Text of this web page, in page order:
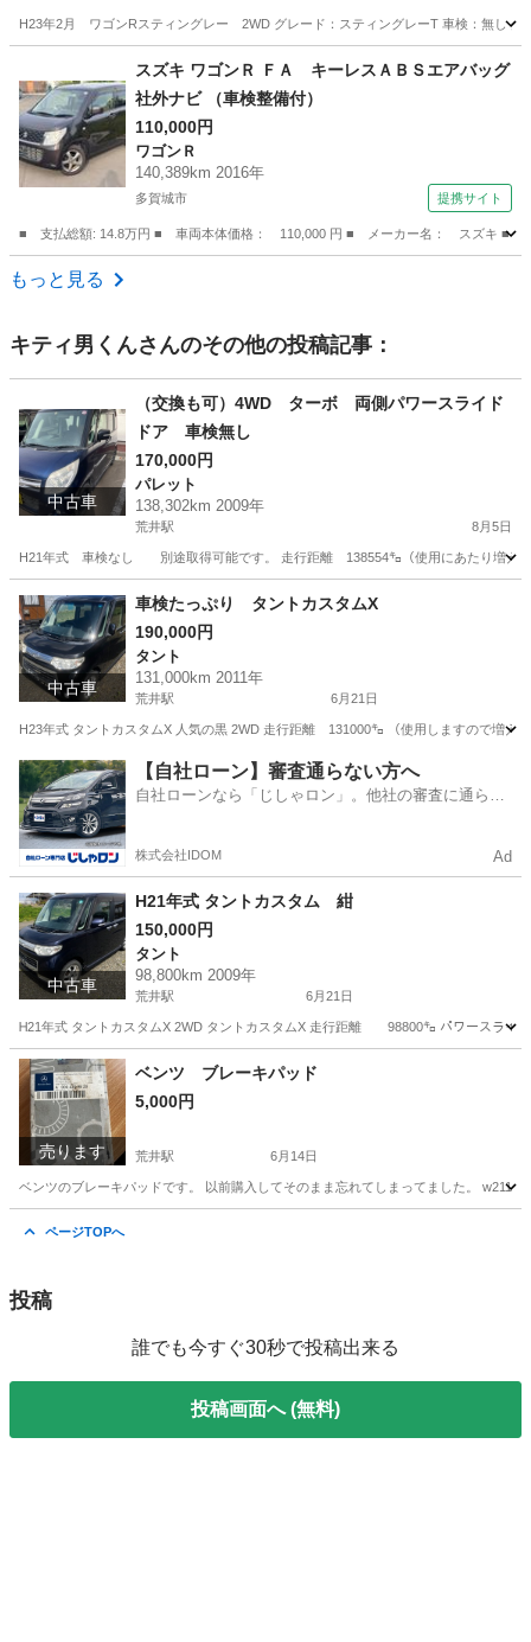
H23年2月 ワゴンRスティングレー 2WD グレード：スティングレーT 車検：無し
ワゴンＲ ワゴンR
スズキ ワゴンＲ ＦＡ キーレスＡＢＳエアバッグ
社外ナビ （車検整備付）
110,000円
ワゴンＲ
140,389km 2016年
多賀城市 提携サイト
■ 支払総額: 14.8万円 ■ 車両本体価格： 110,000 円 ■ メーカー名： スズキ ■
宮城 多賀城市
もっと見る
キティ男くんさんのその他の投稿記事：
中古車
（交換も可）4WD ターボ 両側パワースライド
ドア 車検無し
170,000円
パレット
138,302km 2009年
荒井駅 8月5日
H21年式 車検なし 別途取得可能です。 走行距離 138554㌔（使用にあたり増えま
宮城 仙台市 荒井駅 パレット ターボ
中古車
車検たっぷり タントカスタムX
190,000円
タント
131,000km 2011年
荒井駅 6月21日
H23年式 タントカスタムX 人気の黒 2WD 走行距離 131000㌔ （使用しますので増
宮城 仙台市 荒井駅 タント タントカスタム
【自社ローン】審査通らない方へ
自社ローンなら「じしゃロン」。他社の審査に通らな
株式会社IDOM Ad
中古車
H21年式 タントカスタム 紺
150,000円
タント
98,800km 2009年
荒井駅 6月21日
Ꮋ21年式 タントカスタムX 2WD タントカスタムX 走行距離 98800㌔ パワースライ
宮城 仙台市 タント タントカスタム
売ります
ベンツ ブレーキパッド
5,000円
荒井駅 6月14日
ベンツのブレーキパッドです。 以前購入してそのまま忘れてしまってました。 w211
ページTOPへ
投稿
誰でも今すぐ30秒で投稿出来る
投稿画面へ (無料)